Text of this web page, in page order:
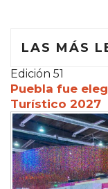
LAS MÁS
Edición 51
Puebla fue
Turístico 2027